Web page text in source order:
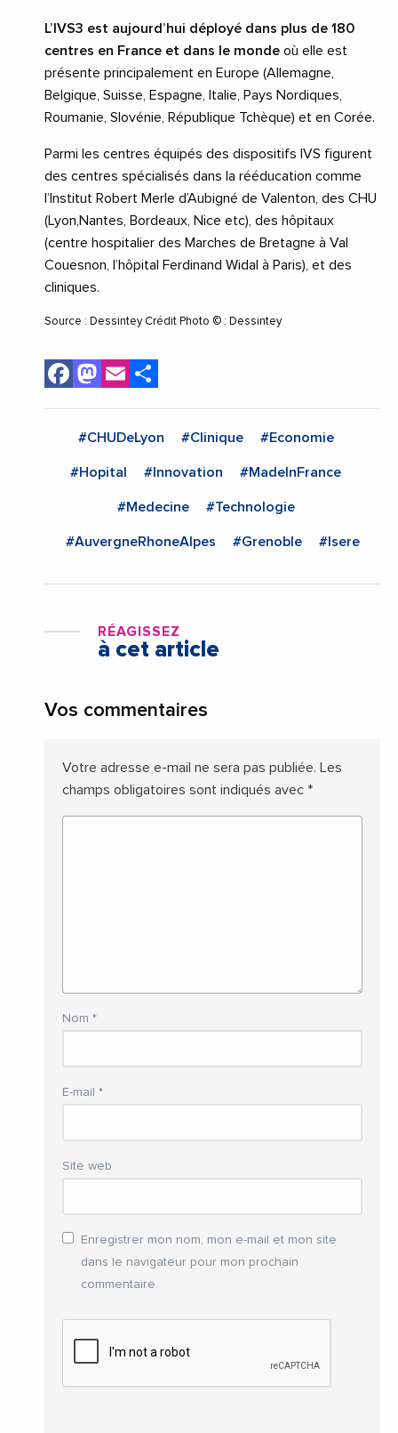
L’IVS3 est aujourd’hui déployé dans plus de 180
centres en France et dans le monde où elle est
présente principalement en Europe (Allemagne,
Belgique, Suisse, Espagne, Italie, Pays Nordiques,
Roumanie, Slovénie, République Tchèque) et en Corée.
Parmi les centres équipés des dispositifs IVS figurent
des centres spécialisés dans la rééducation comme
l’Institut Robert Merle d’Aubigné de Valenton, des CHU
(Lyon,Nantes, Bordeaux, Nice etc), des hôpitaux
(centre hospitalier des Marches de Bretagne à Val
Couesnon, l’hôpital Ferdinand Widal à Paris), et des
cliniques.
Source : Dessintey Crédit Photo © : Dessintey
Facebook
Mastodon
Email
#CHUDeLyon #Clinique #Economie
#Hopital #Innovation #MadeInFrance
#Medecine #Technologie
#AuvergneRhoneAlpes #Grenoble #Isere
RÉAGISSEZ
à cet article
Vos commentaires
Votre adresse e-mail ne sera pas publiée. Les
champs obligatoires sont indiqués avec *
Nom *
E-mail *
Site web
Enregistrer mon nom, mon e-mail et mon site
dans le navigateur pour mon prochain
commentaire.